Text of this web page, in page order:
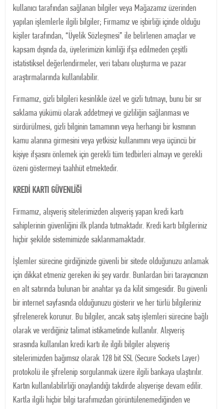
kullanıcı tarafından sağlanan bilgiler veya Mağazamız üzerinden
yapılan işlemlerle ilgili bilgiler; Firmamız ve işbirliği içinde olduğu
kişiler tarafından, “Üyelik Sözleşmesi” ile belirlenen amaçlar ve
kapsam dışında da, üyelerimizin kimliği ifşa edilmeden çeşitli
istatistiksel değerlendirmeler, veri tabanı oluşturma ve pazar
araştırmalarında kullanılabilir.
Firmamız, gizli bilgileri kesinlikle özel ve gizli tutmayı, bunu bir sır
saklama yükümü olarak addetmeyi ve gizliliğin sağlanması ve
sürdürülmesi, gizli bilginin tamamının veya herhangi bir kısmının
kamu alanına girmesini veya yetkisiz kullanımını veya üçüncü bir
kişiye ifşasını önlemek için gerekli tüm tedbirleri almayı ve gerekli
özeni göstermeyi taahhüt etmektedir.
KREDİ KARTI GÜVENLİĞİ
Firmamız, alışveriş sitelerimizden alışveriş yapan kredi kartı
sahiplerinin güvenliğini ilk planda tutmaktadır. Kredi kartı bilgileriniz
hiçbir şekilde sistemimizde saklanmamaktadır.
İşlemler sürecine girdiğinizde güvenli bir sitede olduğunuzu anlamak
için dikkat etmeniz gereken iki şey vardır. Bunlardan biri tarayıcınızın
en alt satırında bulunan bir anahtar ya da kilit simgesidir. Bu güvenli
bir internet sayfasında olduğunuzu gösterir ve her türlü bilgileriniz
şifrelenerek korunur. Bu bilgiler, ancak satış işlemleri sürecine bağlı
olarak ve verdiğiniz talimat istikametinde kullanılır. Alışveriş
sırasında kullanılan kredi kartı ile ilgili bilgiler alışveriş
sitelerimizden bağımsız olarak 128 bit SSL (Secure Sockets Layer)
protokolü ile şifrelenip sorgulanmak üzere ilgili bankaya ulaştırılır.
Kartın kullanılabilirliği onaylandığı takdirde alışverişe devam edilir.
Kartla ilgili hiçbir bilgi tarafımızdan görüntülenemediğinden ve